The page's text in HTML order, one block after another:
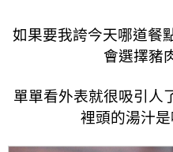
如果要我誇今天哪道餐
會選擇豬
單單看外表就很吸引人
裡頭的湯汁